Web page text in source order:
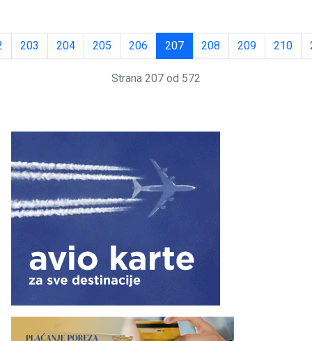
203 204 205 206 207 208 209 210
Strana 207 od 572